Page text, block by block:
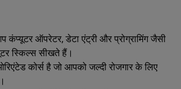
कंप्यूटर ऑपरेटर, डेटा एंट्री और प्रोग्रामिंग जैसी
स्किल्स सीखते हैं।
कोर्स है जो आपको जल्दी रोजगार के लिए